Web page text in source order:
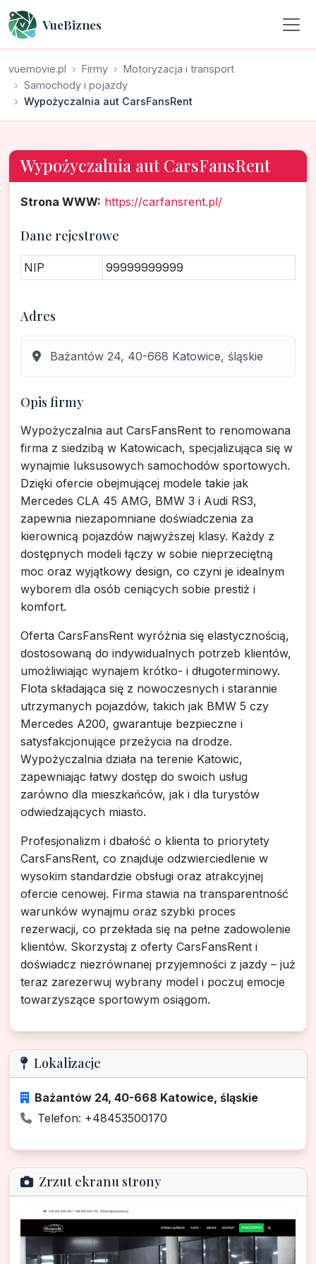
VueBiznes
vuemovie.pl Firmy
Motoryzacja i transport
Samochody i pojazdy
Wypożyczalnia aut CarsFansRent
Wypożyczalnia aut CarsFansRent
Strona WWW: https://carfansrent.pl/
Dane rejestrowe
NIP 99999999999
Adres
Bażantów 24, 40-668 Katowice, śląskie
Opis firmy
Wypożyczalnia aut CarsFansRent to renomowana
firma z siedzibą w Katowicach, specjalizująca się w
wynajmie luksusowych samochodów sportowych.
Dzięki ofercie obejmującej modele takie jak
Mercedes CLA 45 AMG, BMW 3 i Audi RS3,
zapewnia niezapomniane doświadczenia za
kierownicą pojazdów najwyższej klasy. Każdy z
dostępnych modeli łączy w sobie nieprzeciętną
moc oraz wyjątkowy design, co czyni je idealnym
wyborem dla osób ceniących sobie prestiż i
komfort.
Oferta CarsFansRent wyróżnia się elastycznością,
dostosowaną do indywidualnych potrzeb klientów,
umożliwiając wynajem krótko- i długoterminowy.
Flota składająca się z nowoczesnych i starannie
utrzymanych pojazdów, takich jak BMW 5 czy
Mercedes A200, gwarantuje bezpieczne i
satysfakcjonujące przeżycia na drodze.
Wypożyczalnia działa na terenie Katowic,
zapewniając łatwy dostęp do swoich usług
zarówno dla mieszkańców, jak i dla turystów
odwiedzających miasto.
Profesjonalizm i dbałość o klienta to priorytety
CarsFansRent, co znajduje odzwierciedlenie w
wysokim standardzie obsługi oraz atrakcyjnej
ofercie cenowej. Firma stawia na transparentność
warunków wynajmu oraz szybki proces
rezerwacji, co przekłada się na pełne zadowolenie
klientów. Skorzystaj z oferty CarsFansRent i
doświadcz niezrównanej przyjemności z jazdy – już
teraz zarezerwuj wybrany model i poczuj emocje
towarzyszące sportowym osiągom.
Lokalizacje
Bażantów 24, 40-668 Katowice, śląskie
Telefon: +48453500170
Zrzut ekranu strony